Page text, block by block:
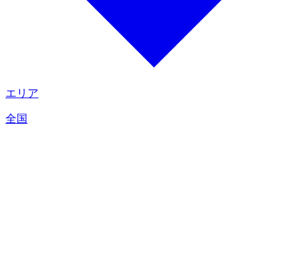
エリア
全国